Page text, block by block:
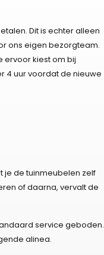
Dit is echter alleen
ons eigen bezorgteam.
ervoor kiest om bij
4 uur voordat de nieuwe
je de tuinmeubelen zelf
of daarna, vervalt de
service geboden.
alinea.